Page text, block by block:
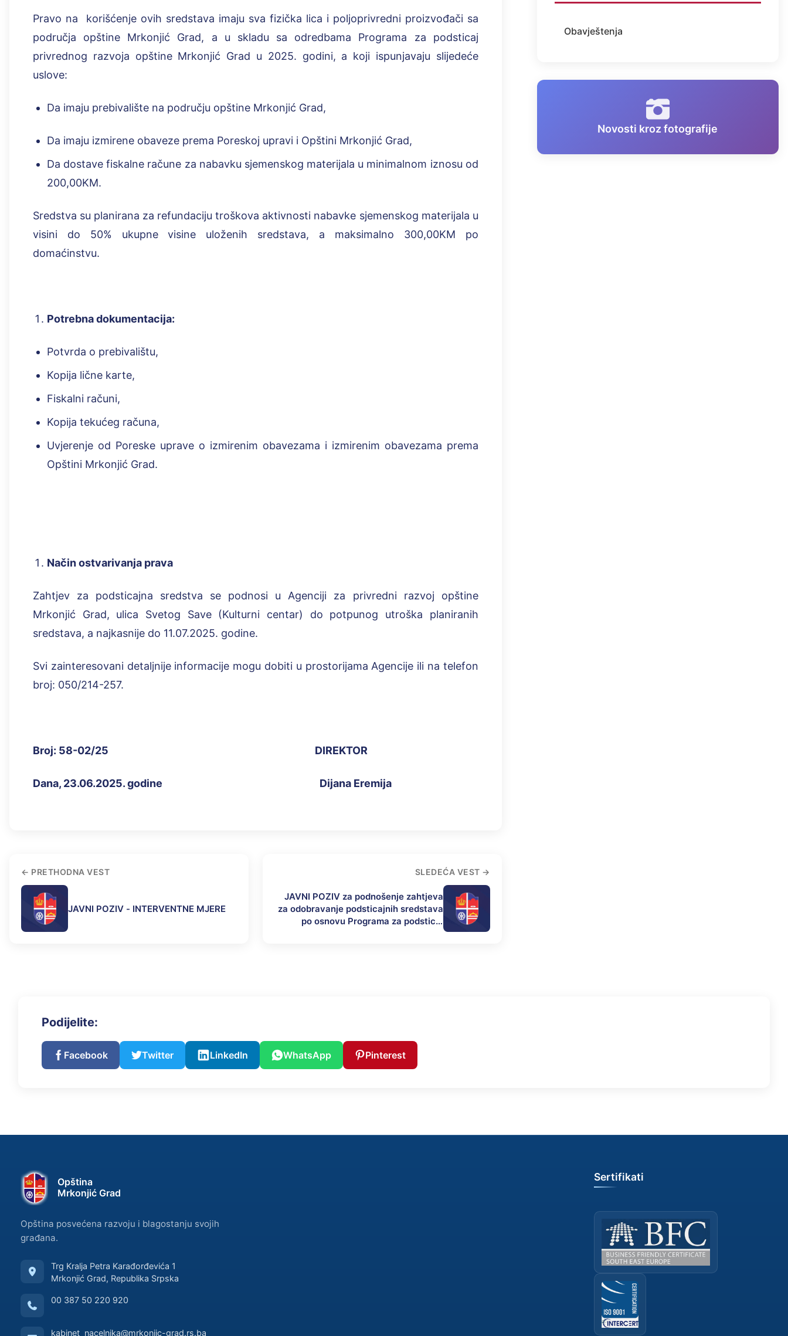
Pravo na korišćenje ovih sredstava imaju sva fizička lica i poljoprivredni proizvođači sa
područja opštine Mrkonjić Grad, a u skladu sa odredbama Programa za podsticaj
privrednog razvoja opštine Mrkonjić Grad u 2025. godini, a koji ispunjavaju slijedeće
uslove:
Da imaju prebivalište na području opštine Mrkonjić Grad,
Da imaju izmirene obaveze prema Poreskoj upravi i Opštini Mrkonjić Grad,
Da dostave fiskalne račune za nabavku sjemenskog materijala u minimalnom iznosu od
200,00KM.
Sredstva su planirana za refundaciju troškova aktivnosti nabavke sjemenskog materijala u
visini do 50% ukupne visine uloženih sredstava, a maksimalno 300,00KM po
domaćinstvu.
Potrebna dokumentacija:
Potvrda o prebivalištu,
Kopija lične karte,
Fiskalni računi,
Kopija tekućeg računa,
Uvjerenje od Poreske uprave o izmirenim obavezama i izmirenim obavezama prema
Opštini Mrkonjić Grad.
Način ostvarivanja prava
Zahtjev za podsticajna sredstva se podnosi u Agenciji za privredni razvoj opštine
Mrkonjić Grad, ulica Svetog Save (Kulturni centar) do potpunog utroška planiranih
sredstava, a najkasnije do 11.07.2025. godine.
Svi zainteresovani detaljnije informacije mogu dobiti u prostorijama Agencije ili na telefon
broj: 050/214-257.
Broj: 58-02/25 DIREKTOR
Dana, 23.06.2025. godine Dijana Eremija
PRETHODNA VEST
JAVNI POZIV - INTERVENTNE MJERE
SLEDEĆA VEST
JAVNI POZIV za podnošenje zahtjeva
za odobravanje podsticajnih sredstava
po osnovu Programa za podsticaj
Obavještenja
Novosti kroz fotografije
Podijelite:
Facebook Twitter LinkedIn WhatsApp Pinterest
Opština
Mrkonjić Grad
Opština posvećena razvoju i blagostanju svojih
građana.
Trg Kralja Petra Karađorđevića 1
Mrkonjić Grad, Republika Srpska
00 387 50 220 920
kabinet_nacelnika@mrkonjic-grad.rs.ba
Sertifikati